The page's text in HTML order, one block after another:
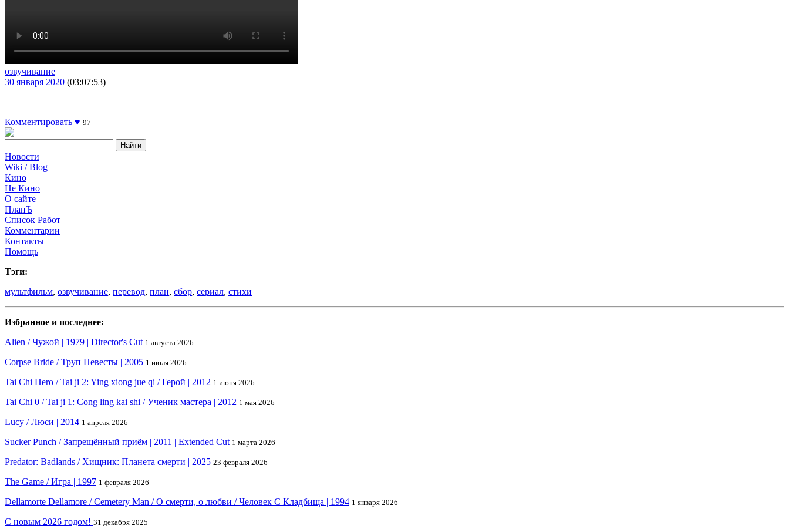
озвучивание
30 января 2020 (03:07:53)
Комментировать ♥ 97
Новости
Wiki / Blog
Кино
Не Кино
О сайте
ПланЪ
Список Работ
Комментарии
Контакты
Помощь
Тэги:
мультфильм, озвучивание, перевод, план, сбор, сериал, стихи
Избранное и последнее:
Alien / Чужой | 1979 | Director's Cut 1 августа 2026
Corpse Bride / Труп Невесты | 2005 1 июля 2026
Tai Chi Hero / Tai ji 2: Ying xiong jue qi / Герой | 2012 1 июня 2026
Tai Chi 0 / Tai ji 1: Cong ling kai shi / Ученик мастера | 2012 1 мая 2026
Lucy / Люси | 2014 1 апреля 2026
Sucker Punch / Запрещённый приём | 2011 | Extended Cut 1 марта 2026
Predator: Badlands / Хищник: Планета смерти | 2025 23 февраля 2026
The Game / Игра | 1997 1 февраля 2026
Dellamorte Dellamore / Cemetery Man / О смерти, о любви / Человек С Кладбища | 1994 1 января 2026
С новым 2026 годом! 31 декабря 2025